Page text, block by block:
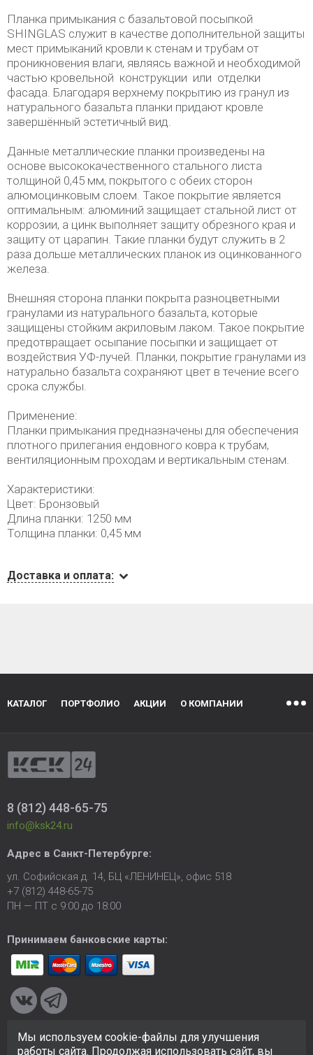
Планка примыкания с базальтовой посыпкой
SHINGLAS служит в качестве дополнительной защиты
мест примыканий кровли к стенам и трубам от
проникновения влаги, являясь важной и необходимой
частью кровельной конструкции или отделки
фасада. Благодаря верхнему покрытию из гранул из
натурального базальта планки придают кровле
завершённый эстетичный вид.
Данные металлические планки произведены на
основе высококачественного стального листа
толщиной 0,45 мм, покрытого с обеих сторон
алюмоцинковым слоем. Такое покрытие является
оптимальным: алюминий защищает стальной лист от
коррозии, а цинк выполняет защиту обрезного края и
защиту от царапин. Такие планки будут служить в 2
раза дольше металлических планок из оцинкованного
железа.
Внешняя сторона планки покрыта разноцветными
гранулами из натурального базальта, которые
защищены стойким акриловым лаком. Такое покрытие
предотвращает осыпание посыпки и защищает от
воздействия УФ-лучей. Планки, покрытие гранулами из
натурально базальта сохраняют цвет в течение всего
срока службы.
Применение:
Планки примыкания предназначены для обеспечения
плотного прилегания ендовного ковра к трубам,
вентиляционным проходам и вертикальным стенам.
Характеристики:
Цвет: Бронзовый
Длина планки: 1250 мм
Толщина планки: 0,45 мм
Доставка и оплата:
КАТАЛОГ ПОРТФОЛИО АКЦИИ О КОМПАНИИ
8 (812) 448-65-75
info@ksk24.ru
Адрес в Санкт-Петербурге:
ул. Софийская д. 14, БЦ «ЛЕНИНЕЦ», офис 518
+7 (812) 448-65-75
ПН — ПТ с 9:00 до 18:00
Принимаем банковские карты:
© 2005-2026 ООО «КСК». Сайтhttps://ksk24.ruсоздан
Мы используем cookie-файлы для улучшения
работы сайта. Продолжая использовать сайт, вы